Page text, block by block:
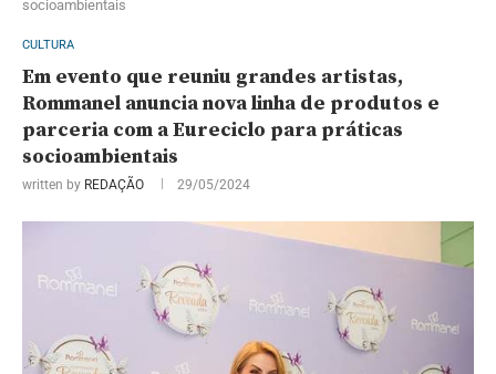
socioambientais
CULTURA
Em evento que reuniu grandes artistas,
Rommanel anuncia nova linha de produtos e
parceria com a Eureciclo para práticas
socioambientais
written by REDAÇÃO 29/05/2024